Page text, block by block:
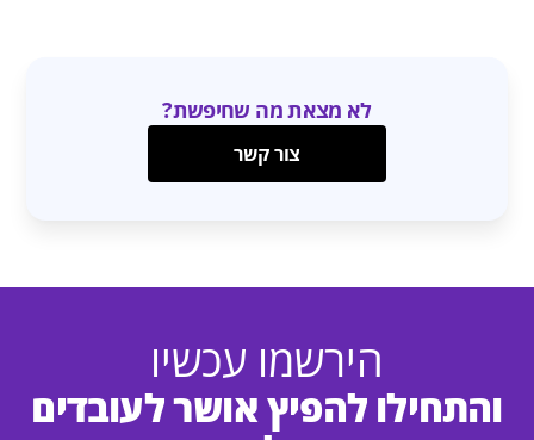
לא מצאת מה שחיפשת?
צור קשר
הירשמו עכשיו
והתחילו להפיץ אושר לעובדים